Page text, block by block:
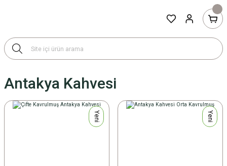
Antakya Kahvesi
Yeni Yeni